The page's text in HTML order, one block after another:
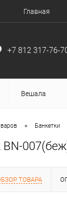
Главная
+7 812 317-76-
Вешала
• Банкетки
ТОВАРА